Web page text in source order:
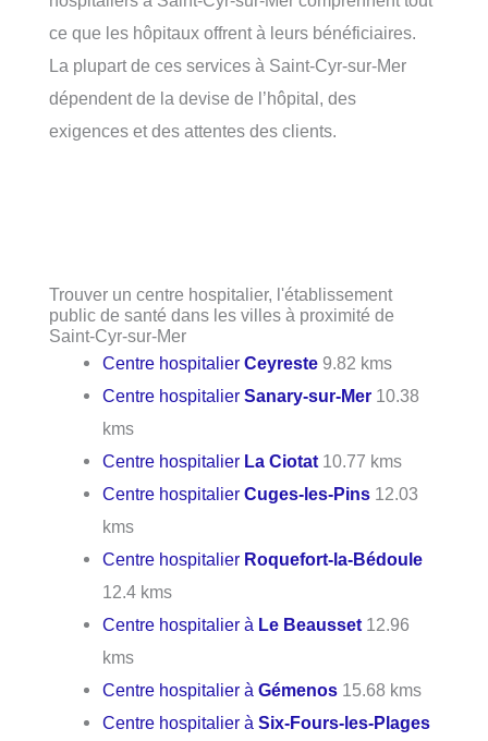
ce que les hôpitaux offrent à leurs bénéficiaires.
La plupart de ces services à Saint-Cyr-sur-Mer
dépendent de la devise de l’hôpital, des
exigences et des attentes des clients.
Trouver un centre hospitalier, l'établissement
public de santé dans les villes à proximité de
Saint-Cyr-sur-Mer
Centre hospitalierCeyreste 9.82 kms
Centre hospitalierSanary-sur-Mer 10.38
kms
Centre hospitalier La Ciotat 10.77 kms
Centre hospitalierCuges-les-Pins 12.03
kms
Centre hospitalier Roquefort-la-Bédoule
12.4 kms
Centre hospitalier à Le Beausset 12.96
kms
Centre hospitalier àGémenos 15.68 kms
Centre hospitalier àSix-Fours-les-Plages